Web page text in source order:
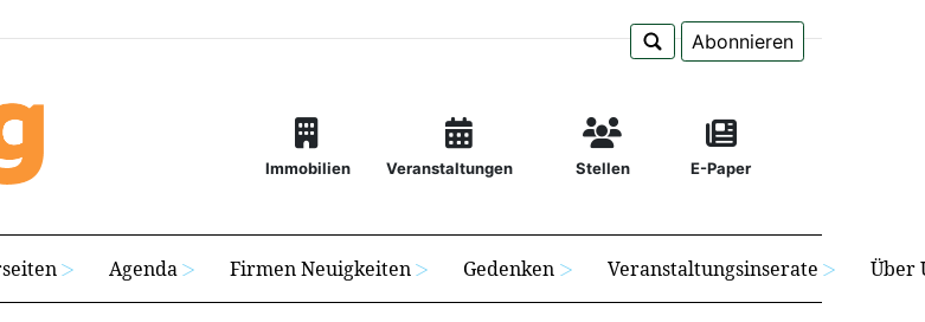
Abonnieren
Immobilien Veranstaltungen Stellen E-Paper
Agenda Firmen Neuigkeiten Gedenken Veranstaltungsinserate Über